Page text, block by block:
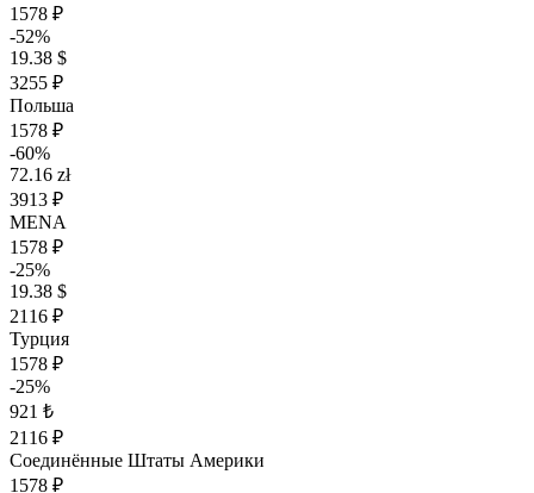
1578 ₽
-52%
19.38 $
3255 ₽
Польша
1578 ₽
-60%
72.16 zł
3913 ₽
MENA
1578 ₽
-25%
19.38 $
2116 ₽
Турция
1578 ₽
-25%
921 ₺
2116 ₽
Соединённые Штаты Америки
1578 ₽